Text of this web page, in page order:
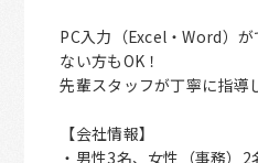
PC入力（Excel・Word）
ない方もOK！
先輩スタッフが丁寧に指導
【会社情報】
・男性3名、女性（事務）2